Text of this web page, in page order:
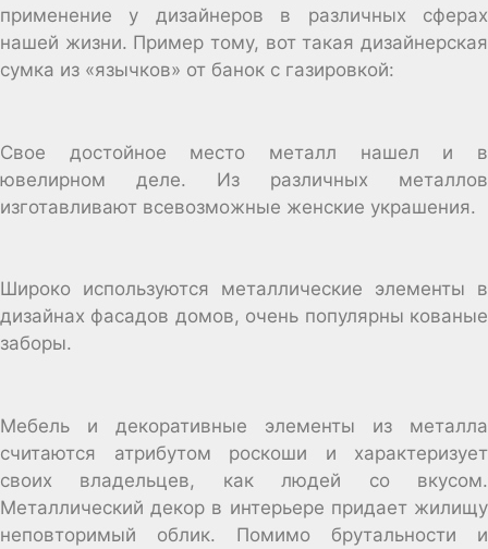
применение у дизайнеров в различных сферах
нашей жизни. Пример тому, вот такая дизайнерская
сумка из «язычков» от банок с газировкой:
Свое достойное место металл нашел и в
ювелирном деле. Из различных металлов
изготавливают всевозможные женские украшения.
Широко используются металлические элементы в
дизайнах фасадов домов, очень популярны кованые
заборы.
Мебель и декоративные элементы из металла
считаются атрибутом роскоши и характеризует
своих владельцев, как людей со вкусом.
Металлический декор в интерьере придает жилищу
неповторимый облик. Помимо брутальности и